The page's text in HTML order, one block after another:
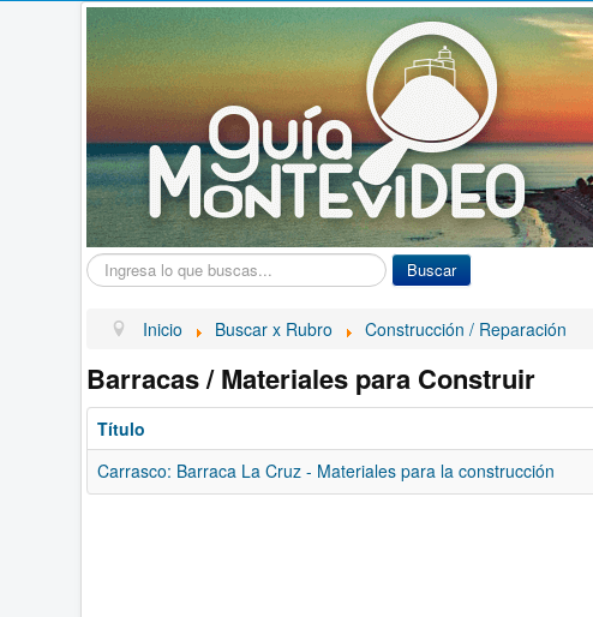
Buscar... Buscar
Inicio Buscar x Rubro Construcción / Reparación
Barracas / Materiales para Construir
Título
Carrasco: Barraca La Cruz - Materiales para la construcción